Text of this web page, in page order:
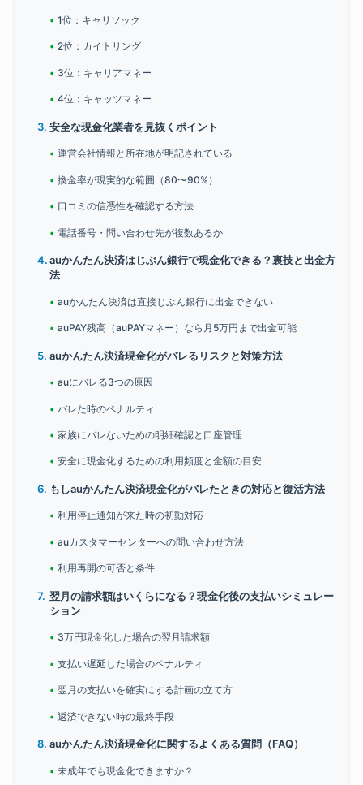
1位：キャリソック
2位：カイトリング
3位：キャリアマネー
4位：キャッツマネー
安全な現金化業者を見抜くポイント
運営会社情報と所在地が明記されている
換金率が現実的な範囲（80〜90%）
口コミの信憑性を確認する方法
電話番号・問い合わせ先が複数あるか
auかんたん決済はじぶん銀行で現金化できる？裏技と出金方
法
auかんたん決済は直接じぶん銀行に出金できない
auPAY残高（auPAYマネー）なら月5万円まで出金可能
auかんたん決済現金化がバレるリスクと対策方法
auにバレる3つの原因
バレた時のペナルティ
家族にバレないための明細確認と口座管理
安全に現金化するための利用頻度と金額の目安
もしauかんたん決済現金化がバレたときの対応と復活方法
利用停止通知が来た時の初動対応
auカスタマーセンターへの問い合わせ方法
利用再開の可否と条件
翌月の請求額はいくらになる？現金化後の支払いシミュレー
ション
3万円現金化した場合の翌月請求額
支払い遅延した場合のペナルティ
翌月の支払いを確実にする計画の立て方
返済できない時の最終手段
auかんたん決済現金化に関するよくある質問（FAQ）
未成年でも現金化できますか？